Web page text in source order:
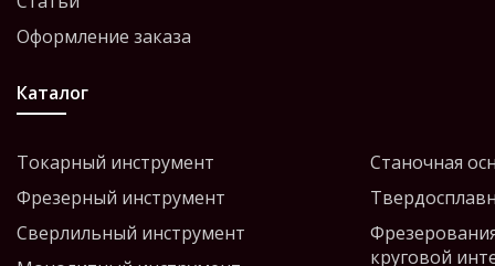
Оформление заказа
Каталог
Токарный инструмент
Фрезерный инструмент
Сверлильный инструмент
Станочная
круговой